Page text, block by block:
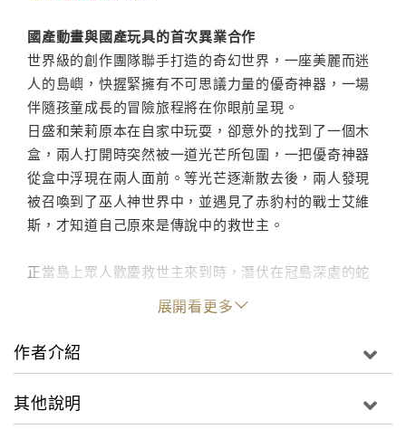
國產動畫與國產玩具的首次異業合作
世界級的創作團隊聯手打造的奇幻世界，一座美麗而迷
人的島嶼，快握緊擁有不可思議力量的優奇神器，一場
伴隨孩童成長的冒險旅程將在你眼前呈現。
日盛和茉莉原本在自家中玩耍，卻意外的找到了一個木
盒，兩人打開時突然被一道光芒所包圍，一把優奇神器
從盒中浮現在兩人面前。等光芒逐漸散去後，兩人發現
被召喚到了巫人神世界中，並遇見了赤豹村的戰士艾維
斯，才知道自己原來是傳說中的救世主。
正當島上眾人歡慶救世主來到時，潛伏在冠島深處的蛇
王已經將邪惡的魔掌逐漸伸向他們，想要奪取優奇神器
來讓自己復活，再一次的統治整個冠島。
影音格式
級別：普遍級
展開看更多
作者介紹
其他說明